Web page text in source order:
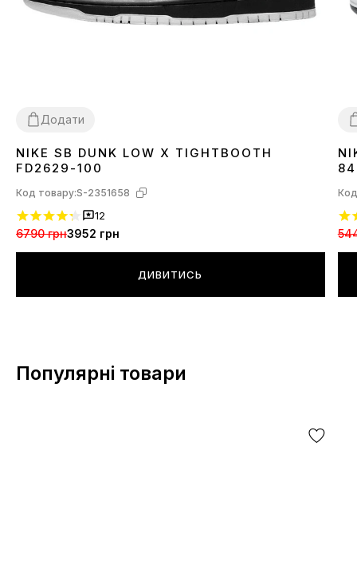
Додати
4142 43 44 45
NIKE SB DUNK LOW X TIGHTBOOTH
FD2629-100
Код товару:S-2351658
12
6790 грн3952 грн
ДИВИТИСЬ
Популярні товари